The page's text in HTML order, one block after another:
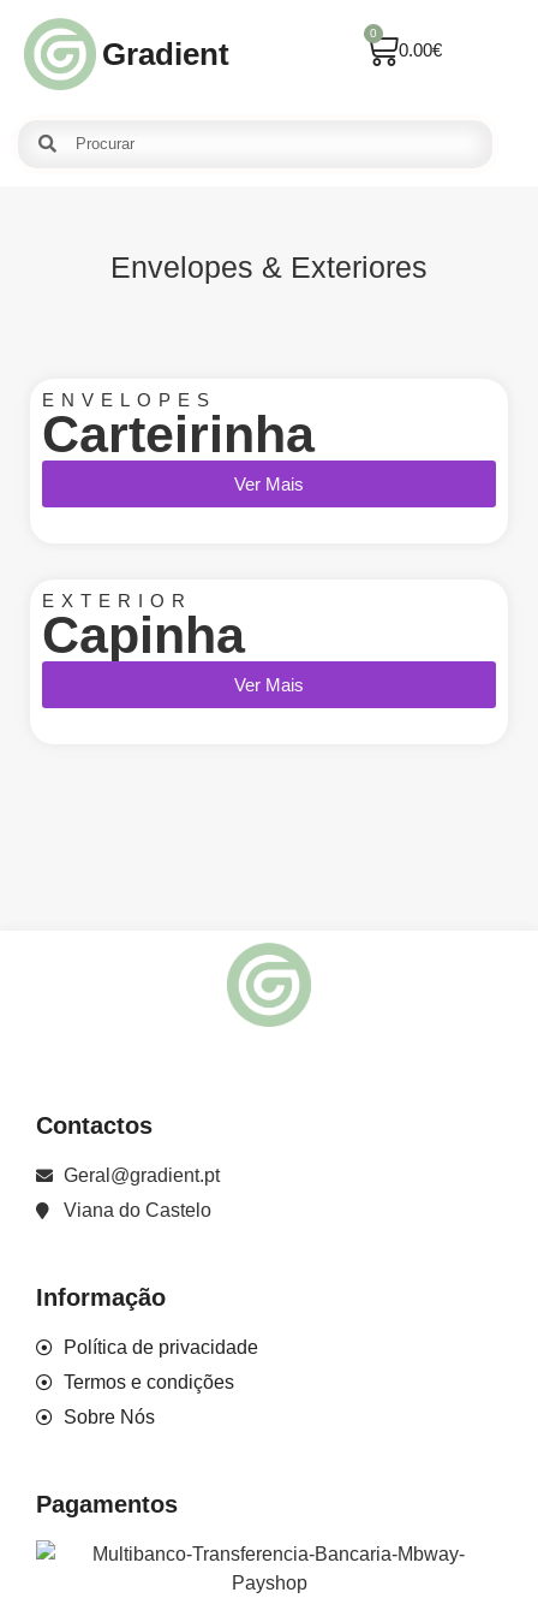
Gradient 0.00€
0
Envelopes & Exteriores
ENVELOPES
Carteirinha
Ver Mais
EXTERIOR
Capinha
Ver Mais
Contactos
Geral@gradient.pt
Viana do Castelo
Informação
Política de privacidade
Termos e condições
Sobre Nós
Pagamentos